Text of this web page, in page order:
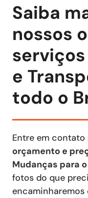
Saiba
nossos
e
todo o
Entre em contato
orçamento e
Mudanças para
fotos do que